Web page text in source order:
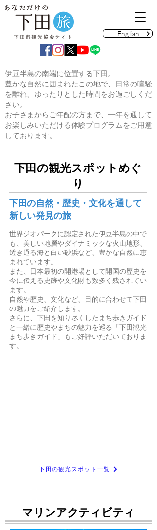
English
伊豆半島の南端に位置する下田。
豊かな自然に囲まれたこの地で、日常の喧騒
を離れ、ゆったりとした時間をお過ごしくだ
さい。
お子さまからご年配の方まで、一年を通して
お楽しみいただける体験プログラムをご用意
しております。
下田の観光スポットめぐ
り
下田の自然・歴史・文化を通して
新しい発見の旅
世界ジオパークに認定された伊豆半島の中で
も、美しい地層やダイナミックな火山地形、
透き通る海と白い砂浜など、豊かな自然に恵
まれています。
また、日本最初の開港場として開国の歴史を
今に伝える史跡や文化財も数多く残されてい
ます。
自然や歴史、文化など、目的に合わせて下田
の魅力をご紹介します。
さらに、下田を知り尽くしたまち歩きガイド
と一緒に歴史やまちの魅力を巡る「下田観光
まち歩きガイド」もご好評いただいておりま
す。
下田の観光スポット一覧
マリンアクティビティ